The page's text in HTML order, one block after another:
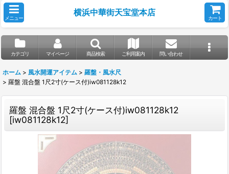
メニュー
横浜中華街天宝堂本店
カート
カテゴリ マイページ 商品検索 ご利用案内 問い合わせ
ホーム > 風水開運アイテム > 羅盤・風水尺
> 羅盤 混合盤 1尺2寸(ケース付)iw081128k12
羅盤 混合盤 1尺2寸(ケース付)iw081128k12
[iw081128k12]